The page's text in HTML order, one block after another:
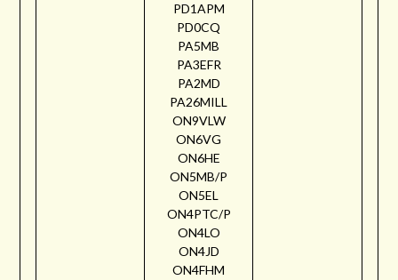
PD1APM
PD0CQ
PA5MB
PA3EFR
PA2MD
PA26MILL
ON9VLW
ON6VG
ON6HE
ON5MB/P
ON5EL
ON4PTC/P
ON4LO
ON4JD
ON4FHM